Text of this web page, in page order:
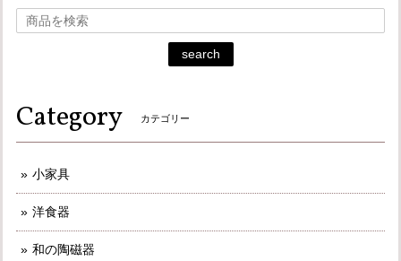
search
Category カテゴリー
小家具
洋食器
和の陶磁器